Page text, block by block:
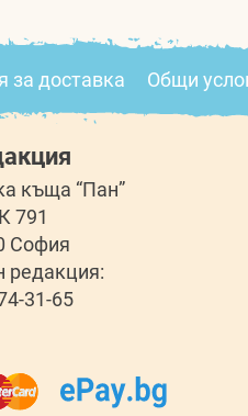
за доставка Общи
къща “Пан”
791
София
редакция:
31-65